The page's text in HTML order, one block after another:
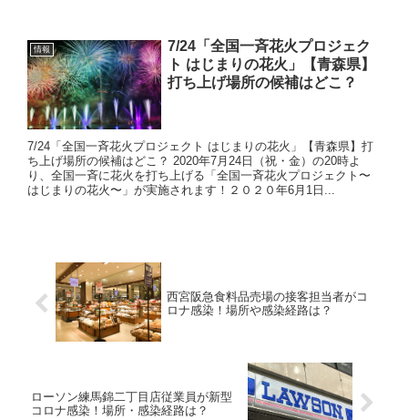
情報
7/24「全国一斉花火プロジェク
ト はじまりの花火」【青森県】
打ち上げ場所の候補はどこ？
7/24「全国一斉花火プロジェクト はじまりの花火」【青森県】打
ち上げ場所の候補はどこ？ 2020年7月24日（祝・金）の20時よ
り、全国一斉に花火を打ち上げる「全国一斉花火プロジェクト〜
はじまりの花火〜」が実施されます！２０２０年6月1日...
西宮阪急食料品売場の接客担当者がコ
ロナ感染！場所や感染経路は？
ローソン練馬錦二丁目店従業員が新型
コロナ感染！場所・感染経路は？